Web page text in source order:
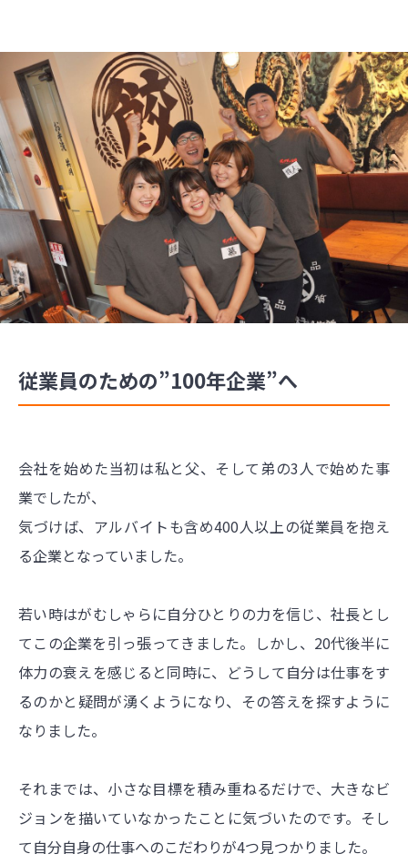
従業員のための”100年企業”へ
会社を始めた当初は私と父、そして弟の3人で始めた事
業でしたが、
気づけば、アルバイトも含め400人以上の従業員を抱え
る企業となっていました。
若い時はがむしゃらに自分ひとりの力を信じ、社長とし
てこの企業を引っ張ってきました。しかし、20代後半に
体力の衰えを感じると同時に、どうして自分は仕事をす
るのかと疑問が湧くようになり、その答えを探すように
なりました。
それまでは、小さな目標を積み重ねるだけで、大きなビ
ジョンを描いていなかったことに気づいたのです。そし
て自分自身の仕事へのこだわりが4つ見つかりました。